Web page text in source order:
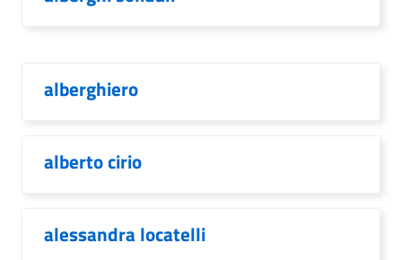
alberghiero
alberto cirio
alessandra locatelli